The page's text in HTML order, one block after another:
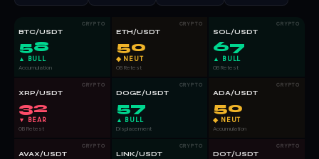
BTC/USDT
CRYPTO
58
▲ BULL
Accumulation
ETH/USDT
CRYPTO
50
◆ NEUT
OB Retest
SOL/USDT
CRYPTO
67
▲ BULL
OB Retest
XRP/USDT
CRYPTO
32
▼ BEAR
OB Retest
DOGE/USDT
CRYPTO
57
▲ BULL
Displacement
ADA/USDT
CRYPTO
50
◆ NEUT
Accumulation
AVAX/USDT
CRYPTO
LINK/USDT
CRYPTO
DOT/USDT
CRYPTO